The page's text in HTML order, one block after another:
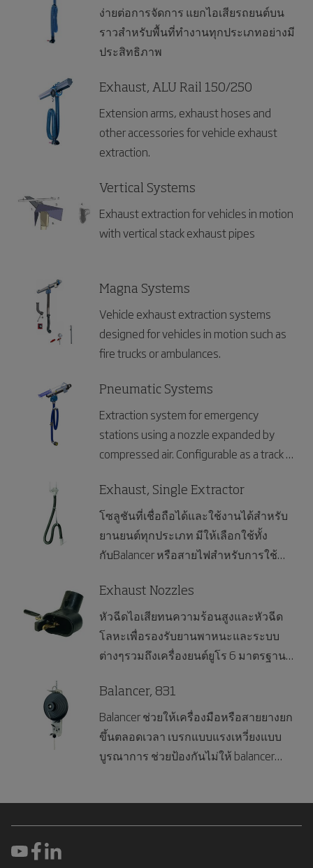
ง่ายต่อการจัดการ แยกไอเสียรถยนต์บน
ราวสำหรับพื้นที่ทำงานทุกประเภทอย่างมี
ประสิทธิภาพ
Exhaust, ALU Rail 150/250
Extension arms, exhaust hoses and
other accessories for vehicle exhaust
extraction.
Vertical Systems
Exhaust extraction for vehicles in motion
with vertical stack exhaust pipes
Magna Systems
Vehicle exhaust extraction systems
designed for vehicles in motion such as
fire trucks or ambulances.
Pneumatic Systems
Extraction system for emergency
stations using a nozzle expanded by
compressed air. Configurable as a track or
needs.
Exhaust, Single Extractor
โซลูชันที่เชื่อถือได้และใช้งานได้สำหรับ
ยานยนต์ทุกประเภท มีให้เลือกใช้ทั้ง
กับBalancer หรือสายไฟสำหรับการใช้
Exhaust Nozzles
หัวฉีดไอเสียทนความร้อนสูงและหัวฉีด
โลหะเพื่อรองรับยานพาหนะและระบบ
ต่างๆรวมถึงเครื่องยนต์ยูโร 6 มาตรฐาน
Balancer, 831
Balancer ช่วยให้เครื่องมือหรือสายยางยก
ขึ้นตลอดเวลา เบรกแบบแรงเหวี่ยงแบบ
บูรณาการ ช่วยป้องกันไม่ให้ balancer